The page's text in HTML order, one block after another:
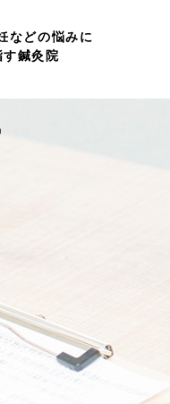
などの悩みに
鍼灸院